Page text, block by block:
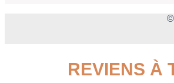
©
REVIENS À